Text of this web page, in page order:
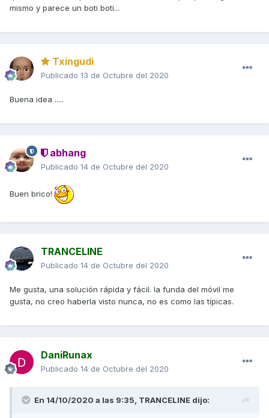
mismo y parece un boti boti...
Txingudi
Publicado 13 de Octubre del 2020
Buena idea .....
abhang
Publicado 14 de Octubre del 2020
Buen brico!
TRANCELINE
Publicado 14 de Octubre del 2020
Me gusta, una solución rápida y fácil. la funda del móvil me
gusta, no creo haberla visto nunca, no es como las típicas.
DaniRunax
Publicado 14 de Octubre del 2020
En 14/10/2020 a las 9:35, TRANCELINE dijo: